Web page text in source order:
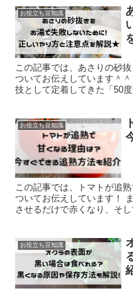
お役立ち豆知識
この記事では、あさりの砂
ついてお伝えしています＾
技として定着してきた「50
お役立ち豆知識
この記事では、トマトが追
ついてお伝えしています！
させるだけで赤くなり、そ
お役立ち豆知識